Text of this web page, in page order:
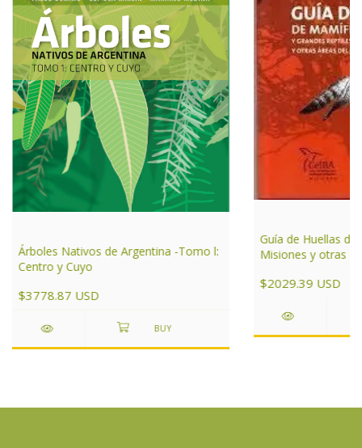
Árboles Nativos de Argentina -Tomo l:
Centro y Cuyo
$3778.87 USD
Guía de Huellas
Misiones y otras
$2029.39 USD